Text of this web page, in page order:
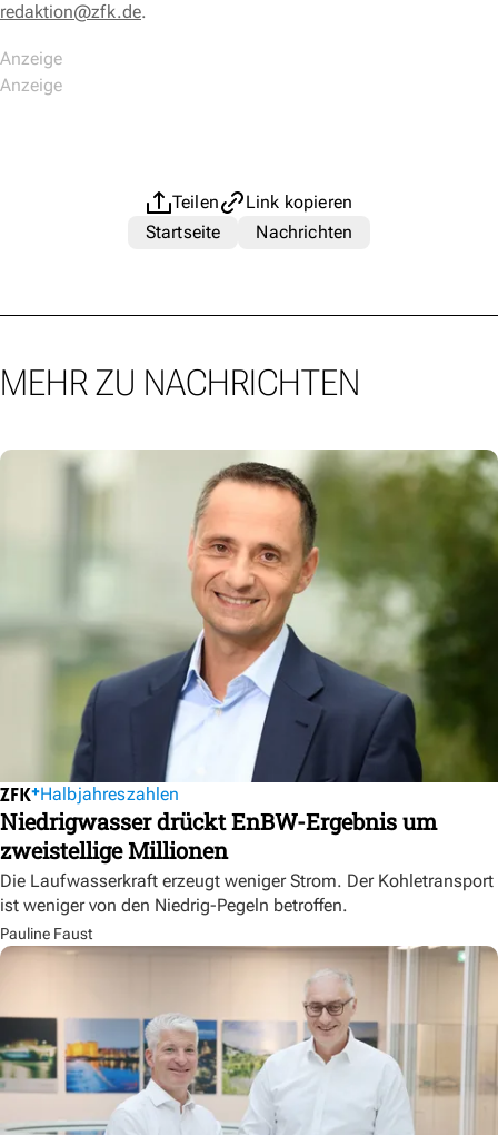
redaktion@zfk.de.
Teilen
Link kopieren
Startseite
Nachrichten
MEHR ZU NACHRICHTEN
Halbjahreszahlen
Niedrigwasser drückt EnBW-Ergebnis um
zweistellige Millionen
Die Laufwasserkraft erzeugt weniger Strom. Der Kohletransport
ist weniger von den Niedrig-Pegeln betroffen.
Pauline Faust